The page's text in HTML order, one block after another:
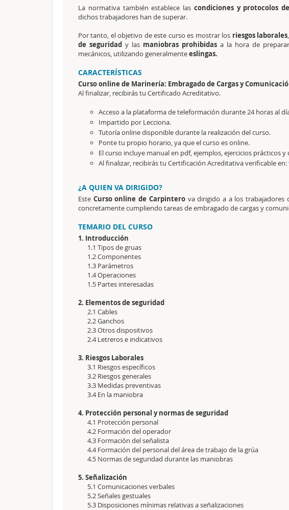
La normativa también establece las condiciones y protocolos
dichos trabajadores han de superar.
Por tanto, el objetivo de este curso es mostrar los riesgos laborales
de seguridady lasmaniobras prohibidasa la hora de
mecánicos, utilizando generalmenteeslingas.
CARACTERÍSTICAS
Curso online de Marinería: Embragado de Cargas y
Al finalizar, recibirás tu Certificado Acreditativo.
Acceso a la plataforma de teleformación durante 24 horas al
Impartido por Lecciona.
Tutoría online disponible durante la realización del curso.
Ponte tu propio horario, ya que el curso es online.
El curso incluye manual en pdf, ejemplos, ejercicios prácticos
Al finalizar, recibirás tu Certificación Acreditativa verificable en:
¿A QUIEN VA DIRIGIDO?
Este Curso online de Carpinterova dirigido a a los trabajadores
concretamente cumpliendo tareas de embragado de cargas y
TEMARIO DEL CURSO
1. Introducción
1.1 Tipos de gruas
1.2 Componentes
1.3 Parámetros
1.4 Operaciones
1.5 Partes interesadas
2. Elementos de seguridad
2.1 Cables
2.2 Ganchos
2.3 Otros dispositivos
2.4 Letreros e indicativos
3. Riesgos Laborales
3.1 Riesgos específicos
3.2 Riesgos generales
3.3 Medidas preventivas
3.4 En la maniobra
4. Protección personal y normas de seguridad
4.1 Protección personal
4.2 Formación del operador
4.3 Formación del señalista
4.4 Formación del personal del área de trabajo de la grúa
4.5 Normas de seguridad durante las maniobras
5. Señalización
5.1 Comunicaciones verbales
5.2 Señales gestuales
5.3 Disposiciones mínimas relativas a señalizaciones